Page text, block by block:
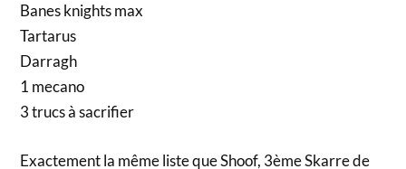
Banes knights max
Tartarus
Darragh
1 mecano
3 trucs à sacrifier
Exactement la même liste que Shoof, 3ème Skarre de